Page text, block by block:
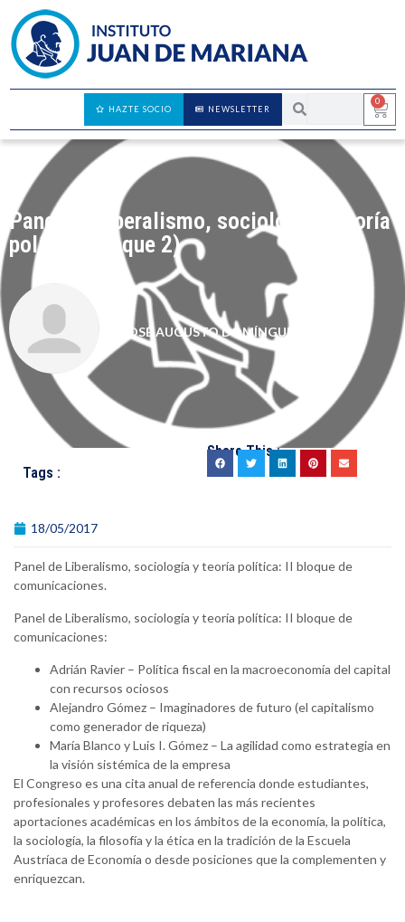
0
NEWSLETTER
HAZTE SOCIO
Panel de Liberalismo, sociología y teoría
política (bloque 2)
JOSÉ AUGUSTO DOMÍNGUEZ
Tags :
Share This :
18/05/2017
Panel de Liberalismo, sociología y teoría política: II bloque de
comunicaciones.
Panel de Liberalismo, sociología y teoría política: II bloque de
comunicaciones:
Adrián Ravier – Política fiscal en la macroeconomía del capital
con recursos ociosos
Alejandro Gómez – Imaginadores de futuro (el capitalismo
como generador de riqueza)
María Blanco y Luis I. Gómez – La agilidad como estrategia en
la visión sistémica de la empresa
El Congreso es una cita anual de referencia donde estudiantes,
profesionales y profesores debaten las más recientes
aportaciones académicas en los ámbitos de la economía, la política,
la sociología, la filosofía y la ética en la tradición de la Escuela
Austríaca de Economía o desde posiciones que la complementen y
enriquezcan.